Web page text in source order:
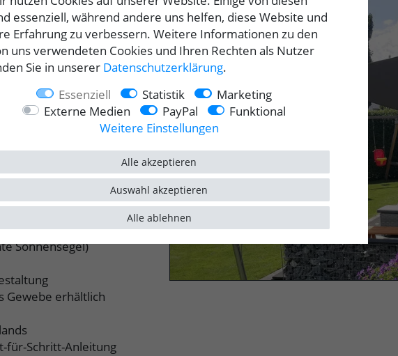
Ihre Terrasse in ein
Windzug, der unter
den Sommer
Schauern. Mit
oder Terrasse in eine
suchen oder einen
Sonnensegel passen
Blick:
Rechteck oder Quadrat
Sonnensegel)
Gewebe erhältlich
für-Schritt-Anleitung
essenziell, während andere uns helfen, diese Website und
Erfahrung zu verbessern. Weitere Informationen zu den
uns verwendeten Cookies und Ihren Rechten als Nutzer
Sie in unserer Daten­schutz­erklärung.
Essenziell
Statistik
Marketing
Externe Medien
PayPal
Funktional
Weitere Einstellungen
Alle akzeptieren
Alle ablehnen
Auswahl akzeptieren